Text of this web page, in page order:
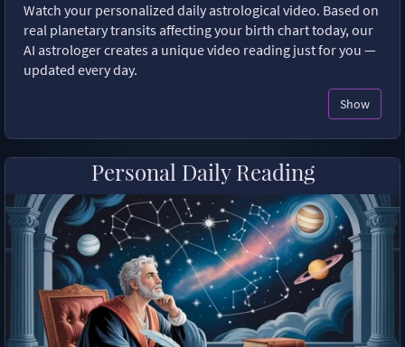
Watch your personalized daily astrological video. Based on
real planetary transits affecting your birth chart today, our
AI astrologer creates a unique video reading just for you —
updated every day.
Show
Personal Daily Reading